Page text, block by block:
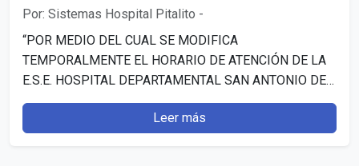
Por: Sistemas Hospital Pitalito -
“POR MEDIO DEL CUAL SE MODIFICA
TEMPORALMENTE EL HORARIO DE ATENCIÓN DE LA
E.S.E. HOSPITAL DEPARTAMENTAL SAN ANTONIO DE
PITALITO (HUILA)”. Publicado: 7 julio, 2026…
Leer más